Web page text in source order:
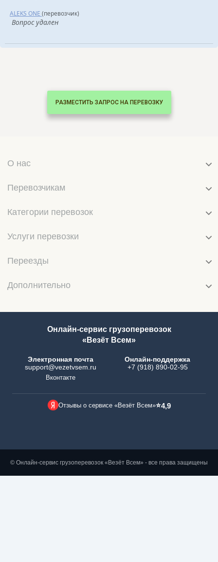
ALEKS ONE (перевозчик)
Вопрос удален
РАЗМЕСТИТЬ ЗАПРОС НА ПЕРЕВОЗКУ
О нас
Перевозчикам
Категории перевозок
Услуги перевозки
Переезды
Дополнительно
Онлайн-сервис грузоперевозок
«Везёт Всем»
Электронная почта
support@vezetvsem.ru
Вконтакте
Онлайн-поддержка
+7 (918) 890-02-95
Отзывы о сервисе «Везёт Всем»⭐4,9
© Онлайн-сервис грузоперевозок «Везёт Всем» - все права защищены